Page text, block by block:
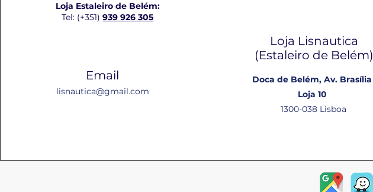
Loja Estaleiro de Belém:
Tel: (+351)939 926 305
Email
lisnautica@gmail.com
Loja Lisnautica
(Estaleiro de Belém​)
Doca de Belém, Av. Brasília
Loja 10
1300-038 Lisboa